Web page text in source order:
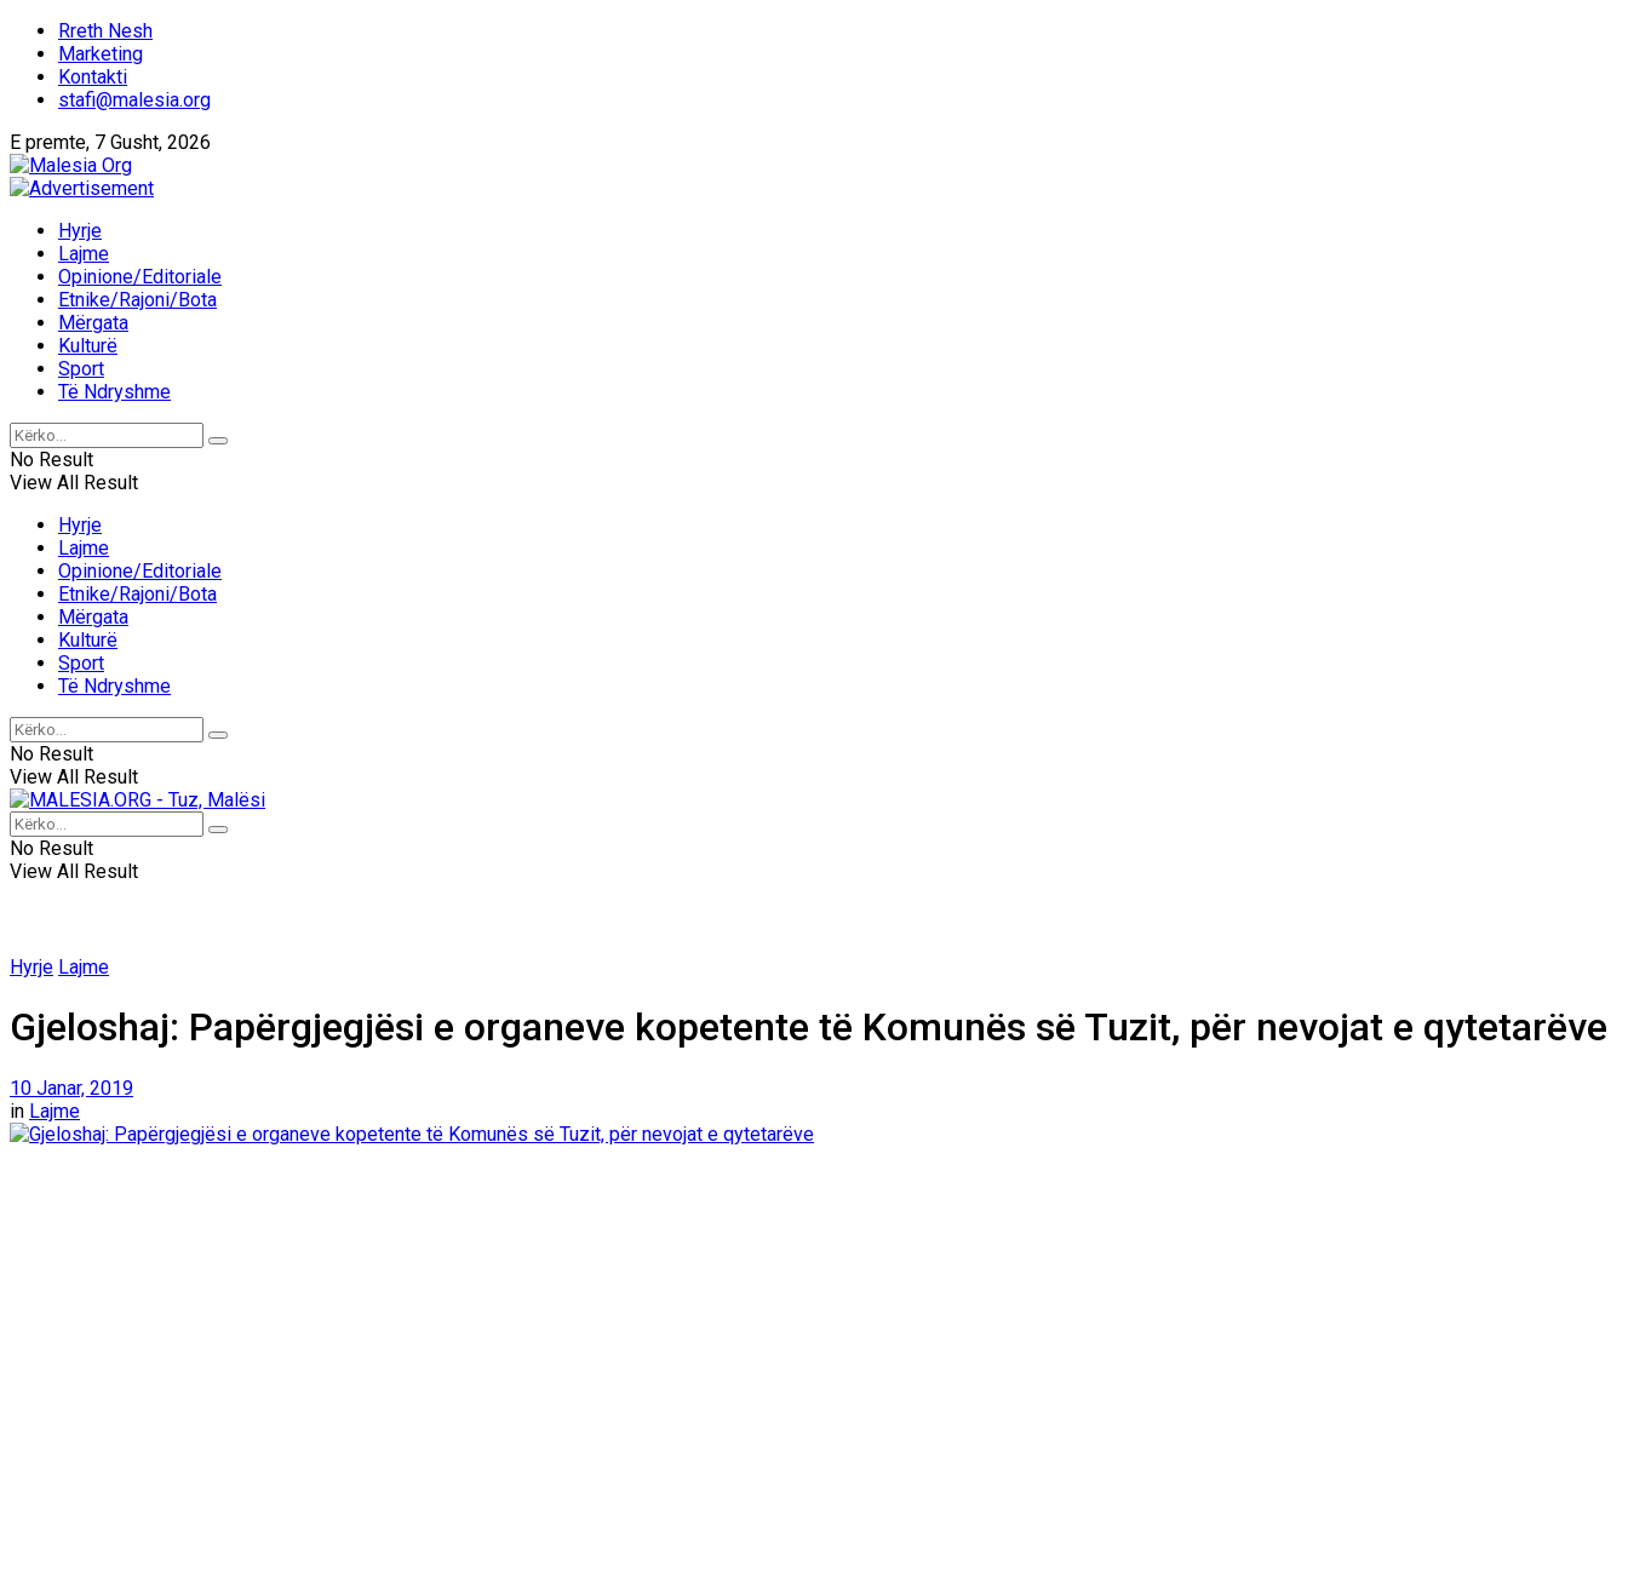
Rreth Nesh
Marketing
Kontakti
stafi@malesia.org
E premte, 7 Gusht, 2026
Hyrje
Lajme
Opinione/Editoriale
Etnike/Rajoni/Bota
Mërgata
Kulturë
Sport
Të Ndryshme
No Result
View All Result
Hyrje
Lajme
Opinione/Editoriale
Etnike/Rajoni/Bota
Mërgata
Kulturë
Sport
Të Ndryshme
No Result
View All Result
No Result
View All Result
Hyrje Lajme
Gjeloshaj: Papërgjegjësi e organeve kopetente të Komunës së Tuzit, për nevojat e qytetarëve
10 Janar, 2019
in Lajme